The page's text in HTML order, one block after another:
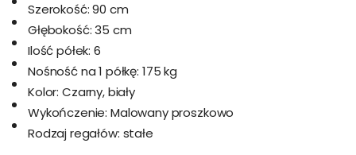
Szerokość: 90 cm
Głębokość: 35 cm
Ilość półek: 6
Nośność na 1 półkę: 175 kg
Kolor: Czarny, biały
Wykończenie: Malowany proszkowo
Rodzaj regałów: stałe